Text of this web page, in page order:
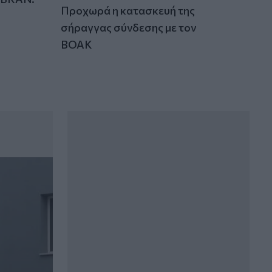
Προχωρά η κατασκευή της
σήραγγας σύνδεσης με τον
ΒΟΑΚ